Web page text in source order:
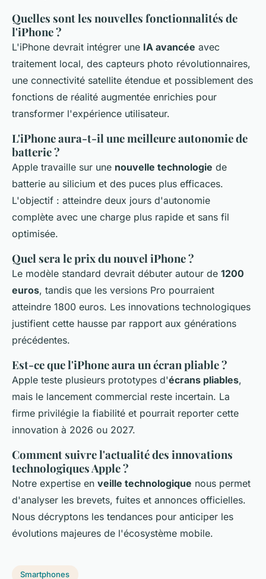
Quelles sont les nouvelles fonctionnalités de
l'iPhone ?
L'iPhone devrait intégrer une IA avancée avec
traitement local, des capteurs photo révolutionnaires,
une connectivité satellite étendue et possiblement des
fonctions de réalité augmentée enrichies pour
transformer l'expérience utilisateur.
L'iPhone aura-t-il une meilleure autonomie de
batterie ?
Apple travaille sur une nouvelle technologie de
batterie au silicium et des puces plus efficaces.
L'objectif : atteindre deux jours d'autonomie
complète avec une charge plus rapide et sans fil
optimisée.
Quel sera le prix du nouvel iPhone ?
Le modèle standard devrait débuter autour de 1200
euros, tandis que les versions Pro pourraient
atteindre 1800 euros. Les innovations technologiques
justifient cette hausse par rapport aux générations
précédentes.
Est-ce que l'iPhone aura un écran pliable ?
Apple teste plusieurs prototypes d'écrans pliables,
mais le lancement commercial reste incertain. La
firme privilégie la fiabilité et pourrait reporter cette
innovation à 2026 ou 2027.
Comment suivre l'actualité des innovations
technologiques Apple ?
Notre expertise en veille technologique nous permet
d'analyser les brevets, fuites et annonces officielles.
Nous décryptons les tendances pour anticiper les
évolutions majeures de l'écosystème mobile.
Smartphones